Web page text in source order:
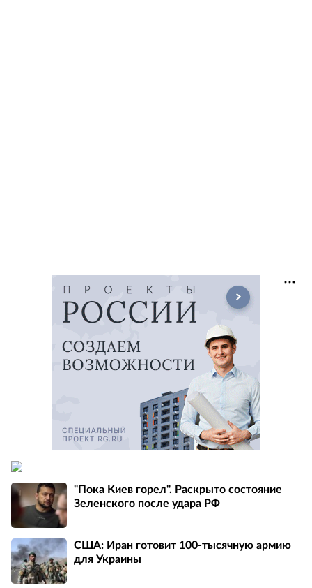
"Пока Киев горел". Раскрыто состояние
Зеленского после удара РФ
США: Иран готовит 100-тысячную армию
для Украины